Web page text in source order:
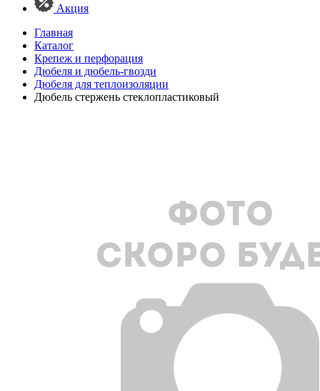
Акция
Главная
Каталог
Крепеж и перфорация
Дюбеля и дюбель-гвозди
Дюбеля для теплоизоляции
Дюбель стержень стеклопластиковый